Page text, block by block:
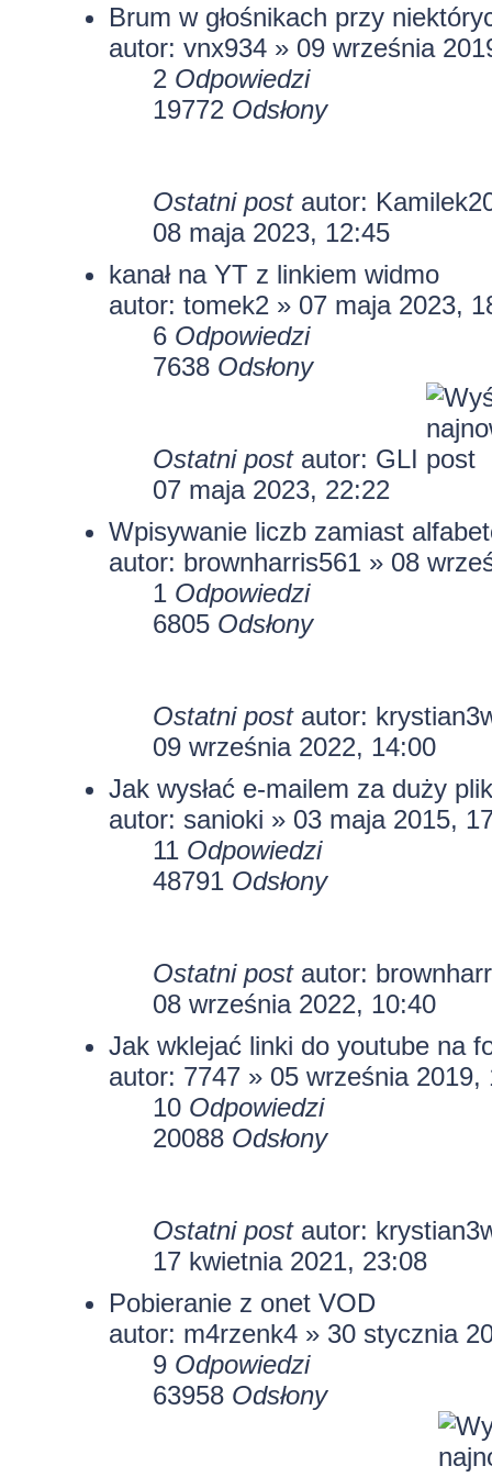
Brum w głośnikach przy
autor: vnx934» 09 września
2 Odpowiedzi
19772 Odsłony
Ostatni post autor:
08 maja 2023, 12:45
kanał na YT z linkiem widmo
autor: tomek2» 07 maja 2023,
6 Odpowiedzi
7638 Odsłony
Ostatni post autor: GLI
07 maja 2023, 22:22
Wpisywanie liczb zamiast
autor: brownharris561» 08
1 Odpowiedzi
6805 Odsłony
Ostatni post autor:
09 września 2022, 14:00
Jak wysłać e-mailem za duży
autor: sanioki » 03 maja 2015,
11 Odpowiedzi
48791 Odsłony
Ostatni post autor:
08 września 2022, 10:40
Jak wklejać linki do youtube na
autor: 7747» 05 września 2019,
10 Odpowiedzi
20088 Odsłony
Ostatni post autor:
17 kwietnia 2021, 23:08
Pobieranie z onet VOD
autor: m4rzenk4» 30 stycznia
9 Odpowiedzi
63958 Odsłony